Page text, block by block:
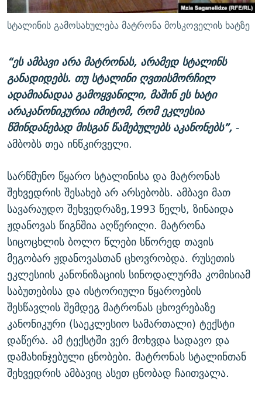
სტალინის გამოსახულება მატრონა მოსკოველის ხატზე
“ეს ამბავი არა მატრონას, არამედ სტალინს
განადიდებს. თუ სტალინი ღვთისმორჩილ
ადამიანადაა გამოყვანილი, მაშინ ეს ხატი
არაკანონიკურია იმიტომ, რომ ეკლესია
წმინდანებად მისგან წამებულებს აკანონებს”,-
ამბობს თეა ინწკირველი.
სარწმუნო წყარო სტალინისა და მატრონას
შეხვედრის შესახებ არ არსებობს. ამბავი მათ
სავარაუდო შეხვედრაზე,1993 წელს, ზინაიდა
ჟდანოვას წიგნშია აღწერილი. მატრონა
სიცოცხლის ბოლო წლები სწორედ თავის
მეგობარ ჟდანოვასთან ცხოვრობდა. რუსეთის
ეკლესიის კანონიზაციის სინოდალურმა კომისიამ
საბუთებისა და ისტორიული წყაროების
შესწავლის შემდეგ მატრონას ცხოვრებაზე
კანონიკური (საეკლესიო სამართალი) ტექსტი
დაწერა. ამ ტექსტში ვერ მოხვდა სადავო და
დამახინჯებული ცნობები. მატრონას სტალინთან
შეხვედრის ამბავიც ასეთ ცნობად ჩაითვალა.